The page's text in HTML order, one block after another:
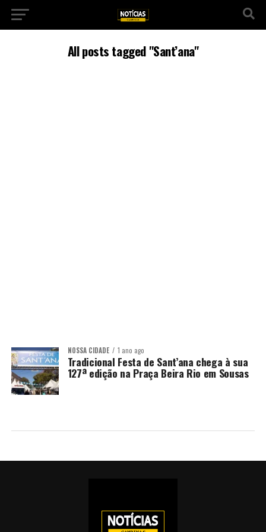
All posts tagged "Sant’ana"
NOSSA CIDADE 1 ano ago
Tradicional Festa de Sant’ana chega à sua
127ª edição na Praça Beira Rio em Sousas